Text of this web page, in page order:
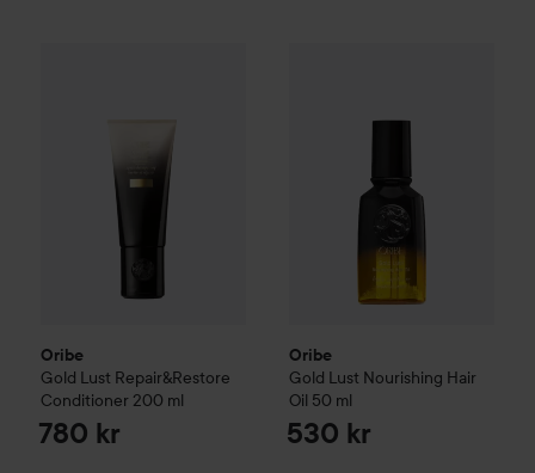
Oribe
Gold Lust Repair&Restore
Conditioner 200 ml
780 kr
Oribe
Gold Lust Nourishing Hair
Oil 50 ml
530 kr